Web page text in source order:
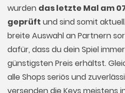
wurden das letzte Mal am
geprüft und sind somit
breite Auswahl an Partnern
dafür, dass du dein Spiel
günstigsten Preis erhältst.
alle Shops seriös und